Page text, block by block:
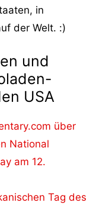
in
der Welt. :)
und
USA
über
National
am 12.
Tag des